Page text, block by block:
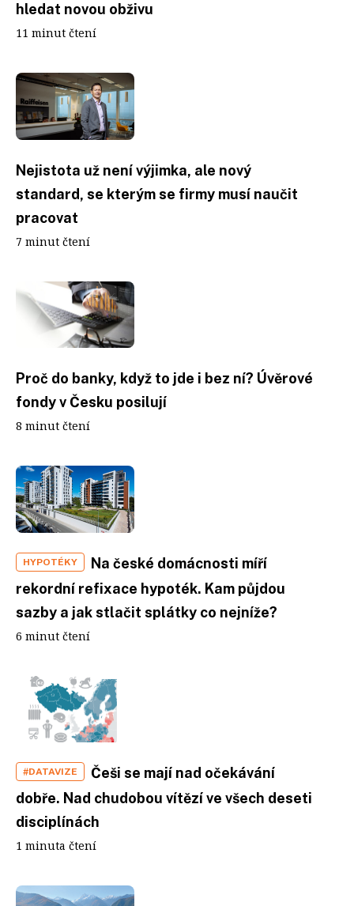
hledat novou obživu
11 minut čtení
Nejistota už není výjimka, ale nový
standard, se kterým se firmy musí naučit
pracovat
7 minut čtení
Proč do banky, když to jde i bez ní? Úvěrové
fondy v Česku posilují
8 minut čtení
HYPOTÉKY
Na české domácnosti míří
rekordní refixace hypoték. Kam půjdou
sazby a jak stlačit splátky co nejníže?
6 minut čtení
#DATAVIZE
Češi se mají nad očekávání
dobře. Nad chudobou vítězí ve všech deseti
disciplínách
1 minuta čtení